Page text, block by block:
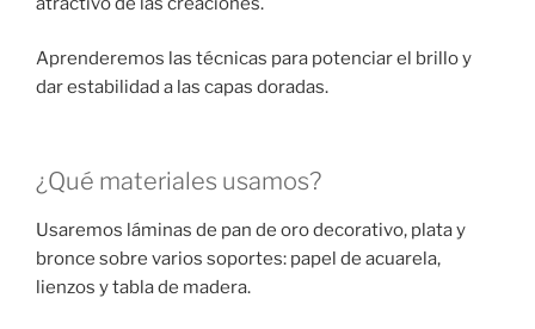
Aprenderemos las técnicas para potenciar el brillo y
dar estabilidad a las capas doradas.
¿Qué materiales usamos?
Usaremos láminas de pan de oro decorativo, plata y
bronce sobre varios soportes: papel de acuarela,
lienzos y tabla de madera.